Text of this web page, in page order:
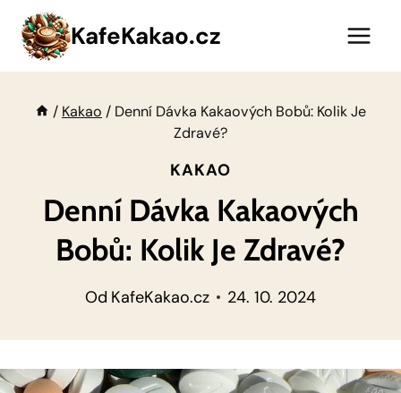
Přeskočit
obsah
KafeKakao.cz
/ Kakao / Denní Dávka Kakaových Bobů: Kolik Je
Zdravé?
KAKAO
Denní Dávka Kakaových
Bobů: Kolik Je Zdravé?
Od KafeKakao.cz 24. 10. 2024